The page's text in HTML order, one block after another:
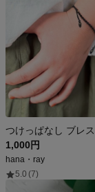
1,000円
hana・ray
5.0 (7)